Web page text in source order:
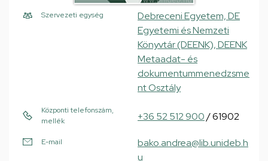
Szervezeti egység
Debreceni Egyetem, DE
Egyetemi és Nemzeti
Könyvtár (DEENK), DEENK
Metaadat- és
dokumentummenedzsme
nt Osztály
Központi telefonszám,
mellék
+36 52 512 900/ 61902
E-mail
bako.andrea@lib.unideb.h
u